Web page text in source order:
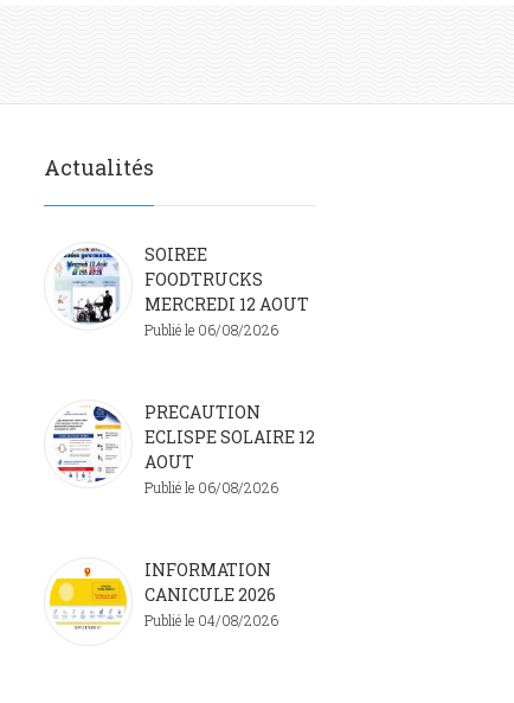
Actualités
SOIREE
FOODTRUCKS
MERCREDI 12 AOUT
Publié le 06/08/2026
PRECAUTION
ECLISPE SOLAIRE 12
AOUT
Publié le 06/08/2026
INFORMATION
CANICULE 2026
Publié le 04/08/2026